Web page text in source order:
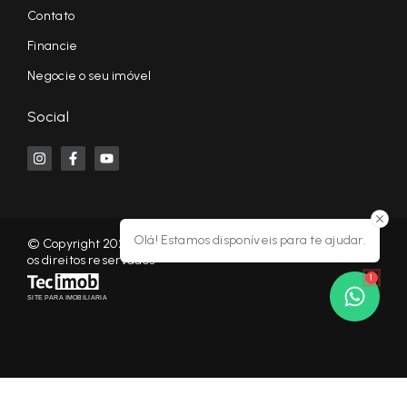
Olá! Estamos disponíveis para te ajudar.
1
Contato
Financie
Negocie o seu imóvel
Social
© Copyright 2026 - KF NEGÓCIOS IMOBILIÁRIOS RP - Todos
os direitos reservados
SITE PARA IMOBILIARIA